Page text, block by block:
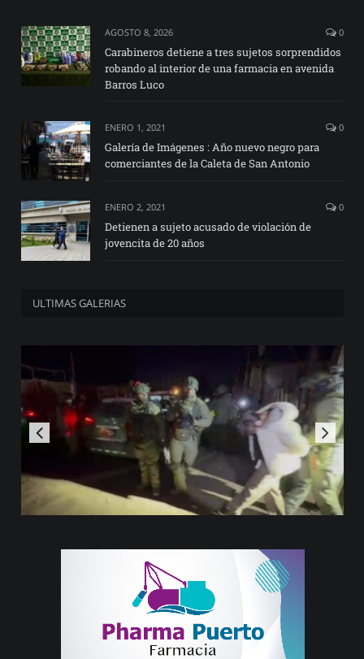
AGOSTO 8, 2026 0
Carabineros detiene a tres sujetos sorprendidos
robando al interior de una farmacia en avenida
Barros Luco
ENERO 1, 2021 0
Galería de Imágenes : Año nuevo negro para
comerciantes de la Caleta de San Antonio
ENERO 2, 2021 0
Detienen a sujeto acusado de violación de
jovencita de 20 años
ULTIMAS GALERIAS